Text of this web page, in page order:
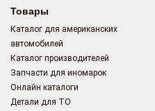
Товары
Каталог для американских
автомобилей
Каталог производителей
Запчасти для иномарок
Онлайн каталоги
Детали для ТО